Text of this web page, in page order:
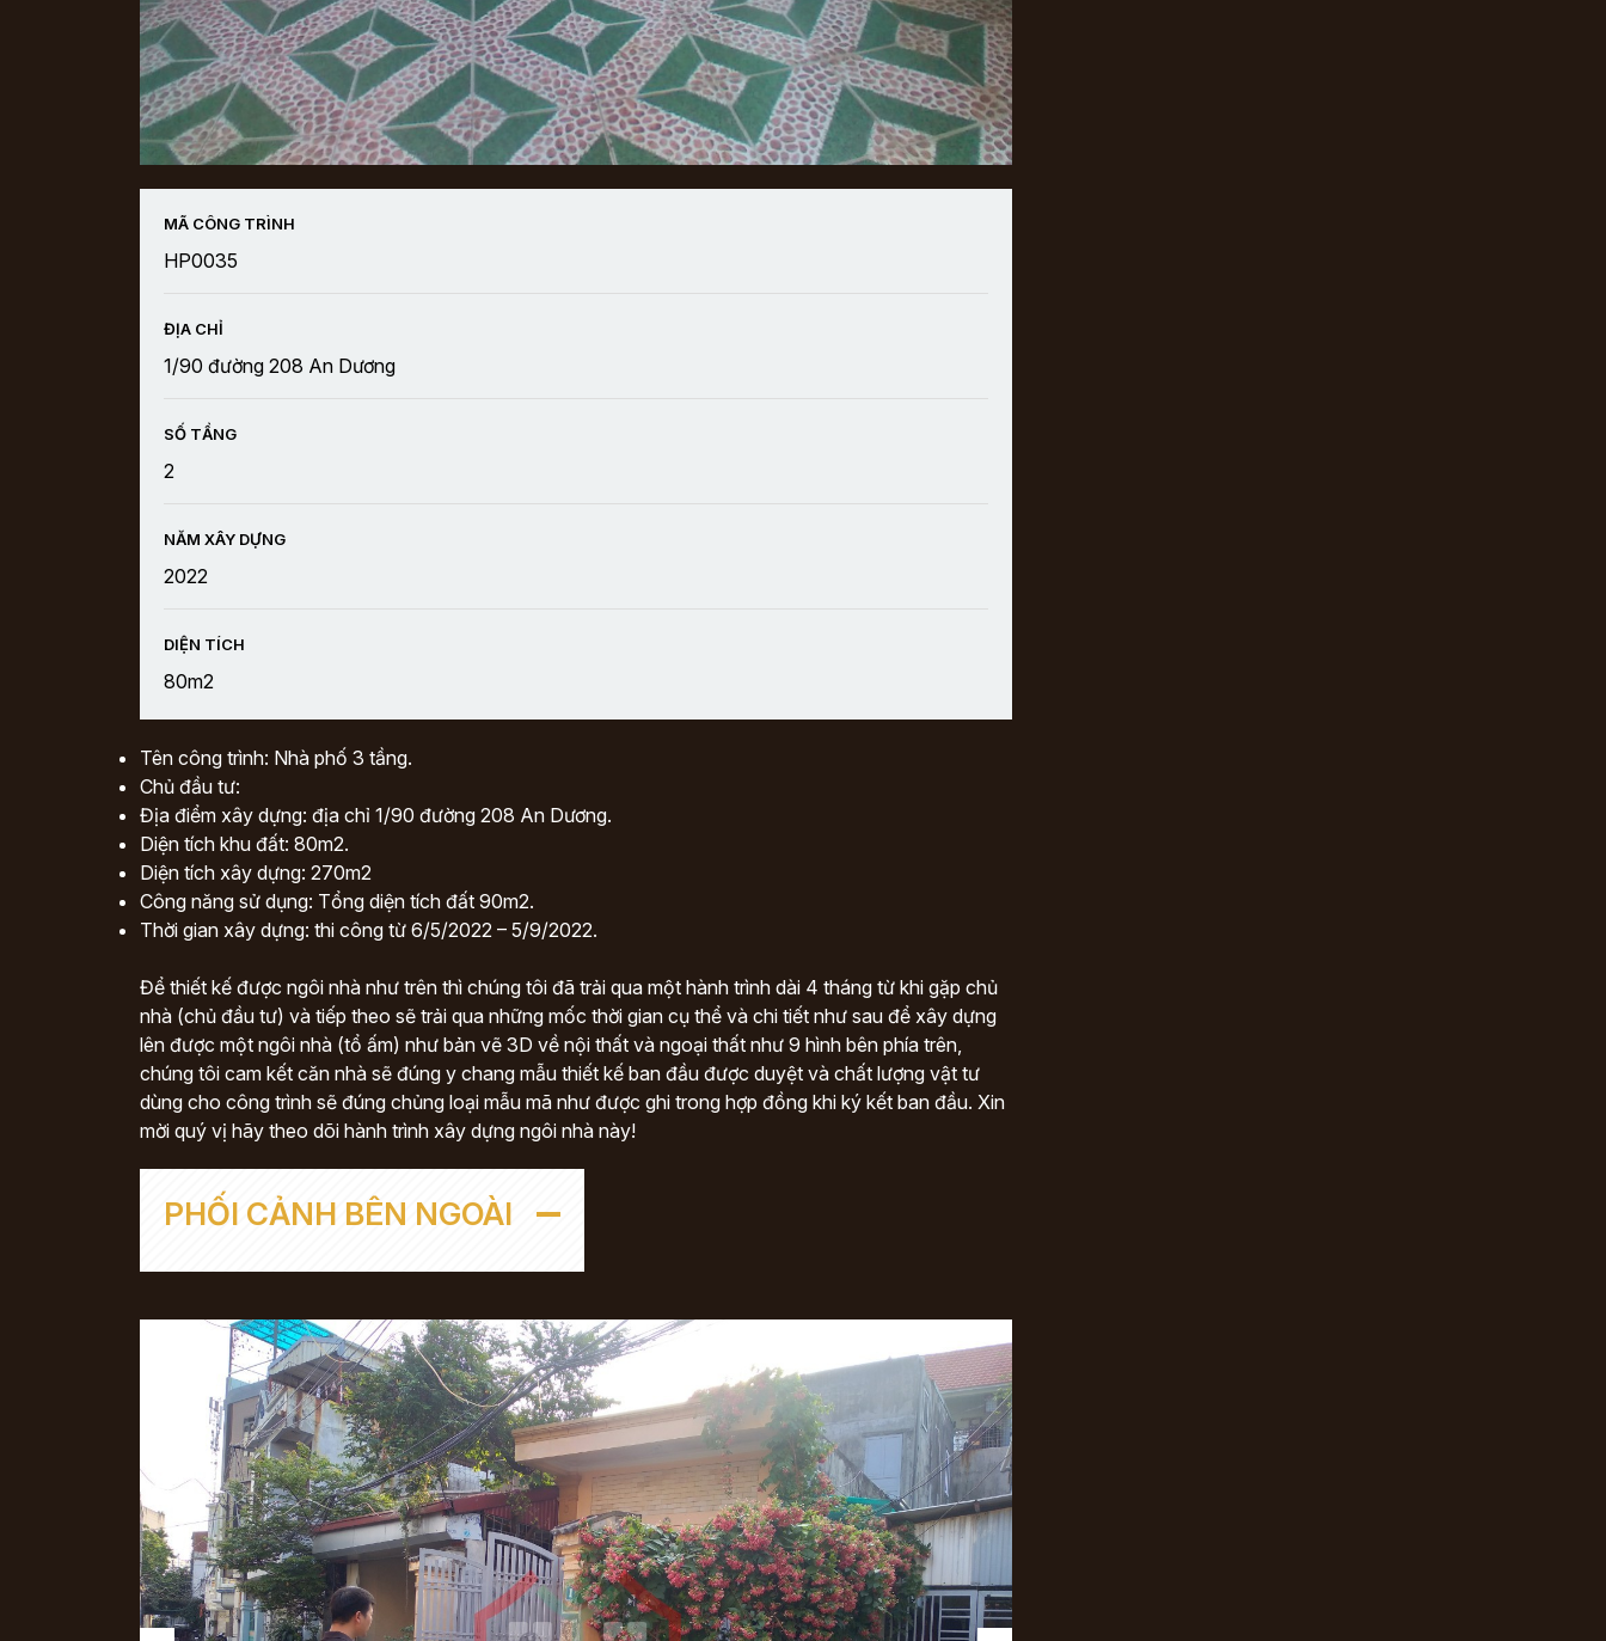
MÃ CÔNG TRÌNH
HP0035
ĐỊA CHỈ
1/90 đường 208 An Dương
SỐ TẦNG
2
NĂM XÂY DỰNG
2022
DIỆN TÍCH
80m2
Tên công trình: Nhà phố 3 tầng.
Chủ đầu tư:
Địa điểm xây dựng: địa chỉ 1/90 đường 208 An Dương.
Diện tích khu đất: 80m2.
Diện tích xây dựng: 270m2
Công năng sử dụng: Tổng diện tích đất 90m2.
Thời gian xây dựng: thi công từ 6/5/2022 – 5/9/2022.
Để thiết kế được ngôi nhà như trên thì chúng tôi đã trải qua một hành trình dài 4 tháng từ khi gặp chủ
nhà (chủ đầu tư) và tiếp theo sẽ trải qua những mốc thời gian cụ thể và chi tiết như sau để xây dựng
lên được một ngôi nhà (tổ ấm) như bản vẽ 3D về nội thất và ngoại thất như 9 hình bên phía trên,
chúng tôi cam kết căn nhà sẽ đúng y chang mẫu thiết kế ban đầu được duyệt và chất lượng vật tư
dùng cho công trình sẽ đúng chủng loại mẫu mã như được ghi trong hợp đồng khi ký kết ban đầu. Xin
mời quý vị hãy theo dõi hành trình xây dựng ngôi nhà này!
PHỐI CẢNH BÊN NGOÀI